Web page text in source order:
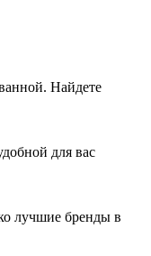
Найдете
для вас
лучшие бренды в